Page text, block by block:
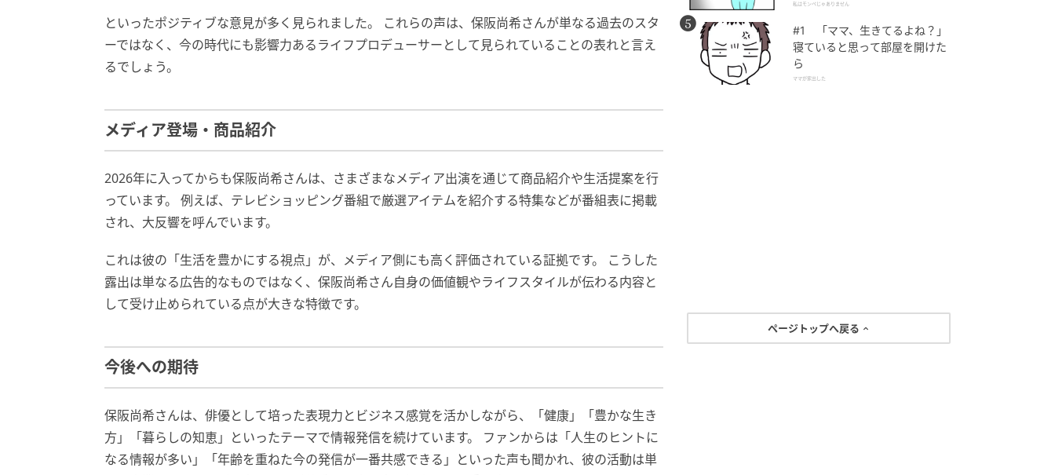
といったポジティブな意見が多く見られました。 これらの声は、保阪尚希さんが単なる過去のスタ
ーではなく、今の時代にも影響力あるライフプロデューサーとして見られていることの表れと言え
るでしょう。
メディア登場・商品紹介
2026年に入ってからも保阪尚希さんは、さまざまなメディア出演を通じて商品紹介や生活提案を行
っています。 例えば、テレビショッピング番組で厳選アイテムを紹介する特集などが番組表に掲載
され、大反響を呼んでいます。
これは彼の「生活を豊かにする視点」が、メディア側にも高く評価されている証拠です。 こうした
露出は単なる広告的なものではなく、保阪尚希さん自身の価値観やライフスタイルが伝わる内容と
して受け止められている点が大きな特徴です。
今後への期待
保阪尚希さんは、俳優として培った表現力とビジネス感覚を活かしながら、「健康」「豊かな生き
方」「暮らしの知恵」といったテーマで情報発信を続けています。 ファンからは「人生のヒントに
なる情報が多い」「年齢を重ねた今の発信が一番共感できる」といった声も聞かれ、彼の活動は単
私はモンペじゃありません
#1 「ママ、生きてるよね？」
寝ていると思って部屋を開けた
ら
ママが家出した
ページトップへ戻る